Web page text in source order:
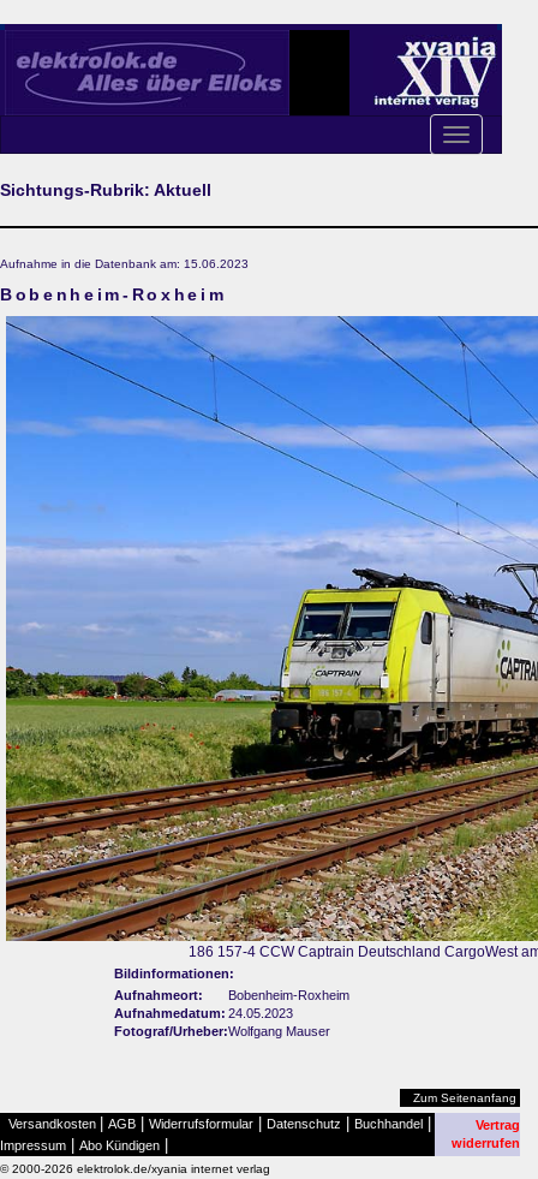
Toggle
navigation
Sichtungs-Rubrik: Aktuell
Aufnahme in die Datenbank am: 15.06.2023
Bobenheim-Roxheim
186 157-4 CCW Captrain Deutschland CargoWest
Bildinformationen:
Aufnahmeort:
Bobenheim-Roxheim
Aufnahmedatum: 24.05.2023
Fotograf/Urheber:Wolfgang Mauser
Zum Seitenanfang
Versandkosten AGB Widerrufsformular Datenschutz Buchhandel
Impressum Abo Kündigen
Vertrag
widerrufen
© 2000-2026 elektrolok.de/xyania internet verlag